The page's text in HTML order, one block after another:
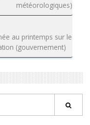
météorologiques)
au printemps sur le
(gouvernement)